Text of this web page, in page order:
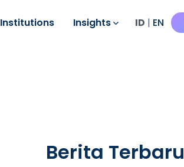
Institutions Insights ID | EN
Berita Terbaru